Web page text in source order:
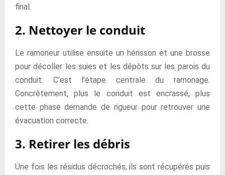
final.
2. Nettoyer le conduit
Le ramoneur utilise ensuite un hérisson et une brosse
pour décoller les suies et les dépôts sur les parois du
conduit. C’est l’étape centrale du ramonage.
Concrètement, plus le conduit est encrassé, plus
cette phase demande de rigueur pour retrouver une
évacuation correcte.
3. Retirer les débris
Une fois les résidus décrochés, ils sont récupérés puis